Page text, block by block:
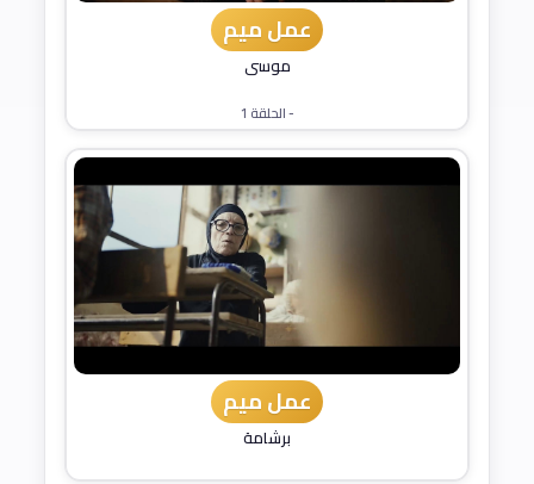
عمل ميم
موسى
- الحلقة 1
عمل ميم
برشامة